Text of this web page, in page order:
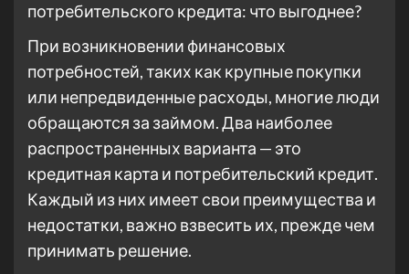
потребительского кредита: что выгоднее?
При возникновении финансовых
потребностей, таких как крупные покупки
или непредвиденные расходы, многие люди
обращаются за займом. Два наиболее
распространенных варианта — это
кредитная карта и потребительский кредит.
Каждый из них имеет свои преимущества и
недостатки, важно взвесить их, прежде чем
принимать решение.